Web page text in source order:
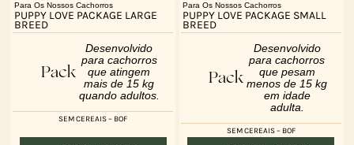
Para Os Nossos Cachorros
PUPPY LOVE PACKAGE LARGE
BREED
Pack
Desenvolvido
para cachorros
que atingem
mais de 15 kg
quando adultos.
SEM CEREAIS – BOF
Para Os Nossos Cachorros
PUPPY LOVE PACKAGE SMALL
BREED
Pack
Desenvolvido
para cachorros
que pesam
menos de 15 kg
em idade
adulta.
SEM CEREAIS – BOF